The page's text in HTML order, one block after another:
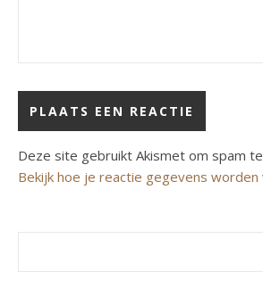
Deze site gebruikt Akismet om spam
Bekijk hoe je reactie gegevens